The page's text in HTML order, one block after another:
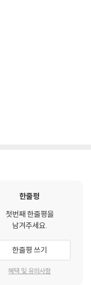
한줄평
첫번째 한줄평을
남겨주세요.
한줄평 쓰기
혜택 및 유의사항